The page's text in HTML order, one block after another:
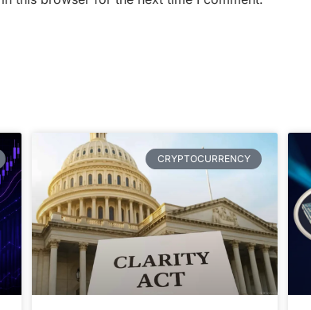
CRYPTOCURRENCY